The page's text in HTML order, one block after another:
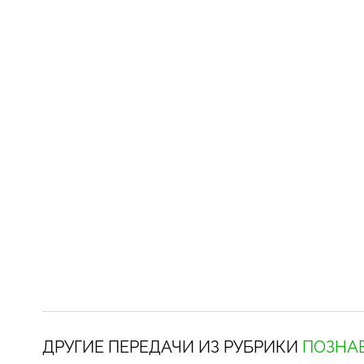
ДРУГИЕ ПЕРЕДАЧИ ИЗ РУБРИКИ